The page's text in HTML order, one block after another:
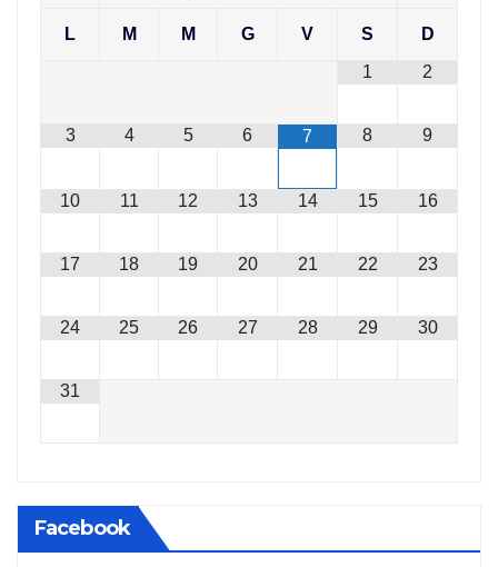
L M M G V S
D
1
2
3 4 5 6 7 8 9
10 11 12 13 14 15 16
17 18 19 20 21 22 23
24 25 26 27 28 29 30
31
Facebook